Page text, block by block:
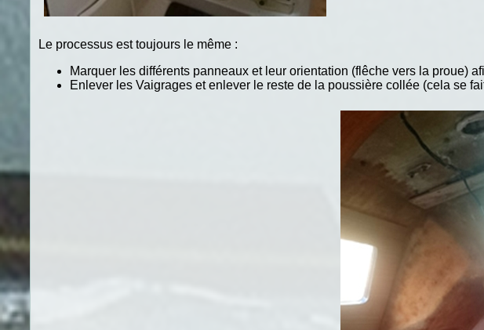
Le processus est toujours le même :
Marquer les différents panneaux et leur orientation (flêche vers la proue)
Enlever les Vaigrages et enlever le reste de la poussière collée (cela se